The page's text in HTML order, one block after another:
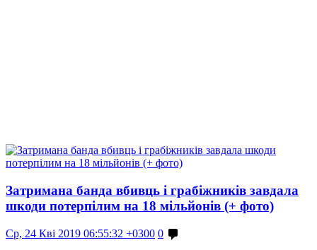
Затримана банда вбивць і грабіжників завдала
шкоди потерпілим на 18 мільйонів (+ фото)
Ср, 24 Кві 2019 06:55:32 +0300 0